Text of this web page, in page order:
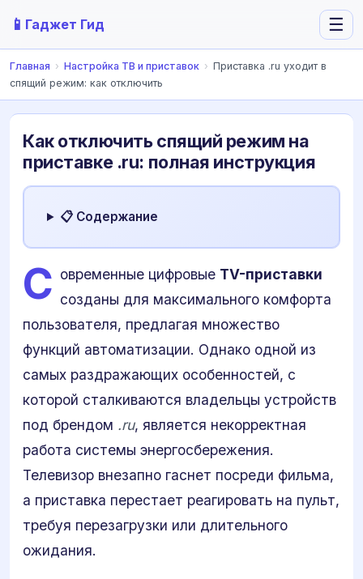
📱 Гаджет Гид ☰
Главная › Настройка ТВ и приставок › Приставка .ru уходит в
спящий режим: как отключить
Как отключить спящий режим на
приставке .ru: полная инструкция
📋 Содержание
С овременные цифровые TV-приставки
созданы для максимального комфорта
пользователя, предлагая множество
функций автоматизации. Однако одной из
самых раздражающих особенностей, с
которой сталкиваются владельцы устройств
под брендом .ru, является некорректная
работа системы энергосбережения.
Телевизор внезапно гаснет посреди фильма,
а приставка перестает реагировать на пульт,
требуя перезагрузки или длительного
ожидания.